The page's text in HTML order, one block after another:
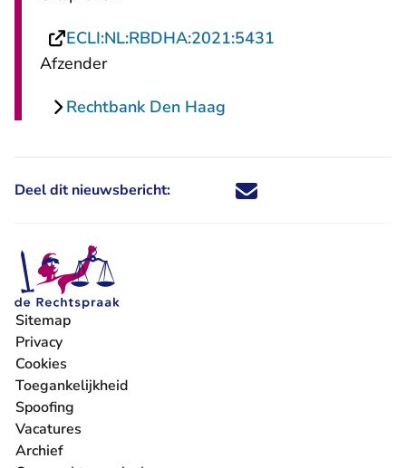
ECLI:NL:RBDHA:2021:5431
Afzender
Rechtbank Den Haag
Deel dit nieuwsbericht: Deel dit nieuwsbericht via X -
Deel dit nieuwsbericht via
Deel dit nieuwsbericht
Deel dit
Sitemap
Privacy
Cookies
Toegankelijkheid
Spoofing
Vacatures
- U verlaat Rechtspraak.nl
Archief